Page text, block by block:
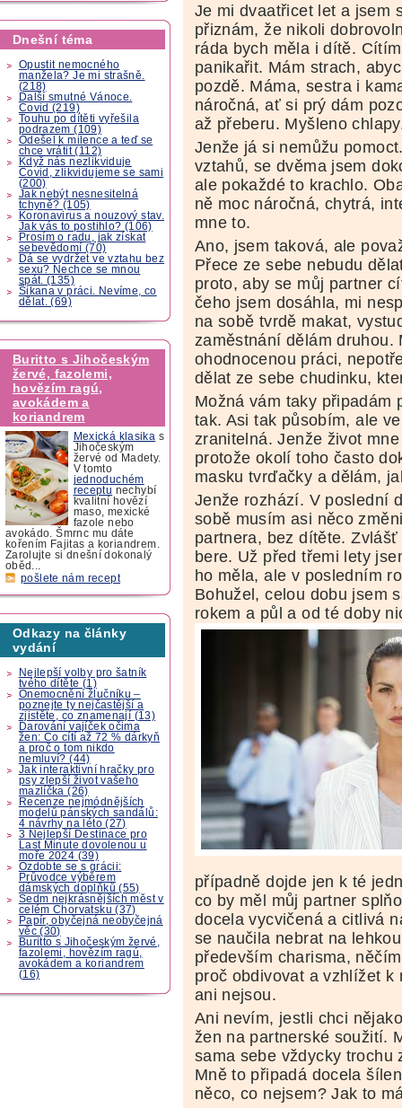
Dnešní téma
Opustit nemocného
manžela? Je mi strašně.
(218)
Další smutné Vánoce.
Covid (219)
Touhu po dítěti vyřešila
podrazem (109)
Odešel k milence a teď se
chce vrátit (112)
Když nás nezlikviduje
Covid, zlikvidujeme se sami
(200)
Jak nebýt nesnesitelná
tchyně? (105)
Koronavirus a nouzový stav.
Jak vás to postihlo? (106)
Prosím o radu, jak získat
sebevědomí (70)
Dá se vydržet ve vztahu bez
sexu? Nechce se mnou
spát. (135)
Šikana v práci. Nevíme, co
dělat. (69)
Buritto s Jihočeským
žervé, fazolemi,
hovězím ragú,
avokádem a
koriandrem
Mexická klasika s
Jihočeským
žervé od Madety.
V tomto
jednoduchém
receptu nechybí
kvalitní hovězí
maso, mexické
fazole nebo
avokádo. Šmrnc mu dáte
kořením Fajitas a koriandrem.
Zarolujte si dnešní dokonalý
oběd...
pošlete nám recept
Odkazy na články
vydání
Nejlepší volby pro šatník
tvého dítěte (1)
Onemocnění žlučníku –
poznejte ty nejčastější a
zjistěte, co znamenají (13)
Darování vajíček očima
žen: Co cítí až 72 % dárkyň
a proč o tom nikdo
nemluví? (44)
Jak interaktivní hračky pro
psy zlepší život vašeho
mazlíčka (26)
Recenze nejmódnějších
modelů pánských sandálů:
4 návrhy na léto (27)
3 Nejlepší Destinace pro
Last Minute dovolenou u
moře 2024 (39)
Ozdobte se s grácii:
Průvodce výběrem
dámských doplňků (55)
Sedm nejkrásnějších měst v
celém Chorvatsku (37)
Papír, obyčejná neobyčejná
věc (30)
Buritto s Jihočeským žervé,
fazolemi, hovězím ragú,
avokádem a koriandrem
(16)
Je mi dvaatřicet let a jsem
přiznám, že nikoli
ráda bych měla i dítě.
panikařit. Mám strach,
pozdě. Máma, sestra i
náročná, ať si prý dám
až přeberu. Myšleno
Jenže já si nemůžu
vztahů, se dvěma jsem
ale pokaždé to krachlo.
ně moc náročná, chytrá,
mne to.
Ano, jsem taková, ale
Přece ze sebe nebudu
proto, aby se můj partner
čeho jsem dosáhla, mi
na sobě tvrdě makat,
zaměstnání dělám
ohodnocenou práci,
dělat ze sebe chudinku,
Možná vám taky připadám
tak. Asi tak působím, ale
zranitelná. Jenže život
protože okolí toho často
masku tvrďačky a dělám,
Jenže rozhází. V poslední
sobě musím asi něco
partnera, bez dítěte.
bere. Už před třemi lety
ho měla, ale v posledním
Bohužel, celou dobu jsem
rokem a půl a od té doby
případně dojde jen k té
co by měl můj partner
docela vycvičená a citlivá
se naučila nebrat na
především charisma,
proč obdivovat a vzhlížet k
ani nejsou.
Ani nevím, jestli chci
žen na partnerské soužití.
sama sebe vždycky trochu
Mně to připadá docela
něco, co nejsem? Jak to